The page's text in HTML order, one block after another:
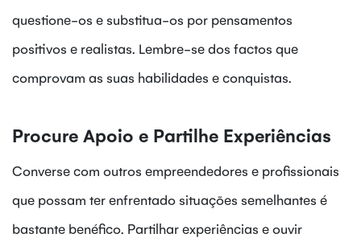
questione-os e substitua-os por pensamentos
positivos e realistas. Lembre-se dos factos que
comprovam as suas habilidades e conquistas.
Procure Apoio e Partilhe Experiências
Converse com outros empreendedores e profissionais
que possam ter enfrentado situações semelhantes é
bastante benéfico. Partilhar experiências e ouvir